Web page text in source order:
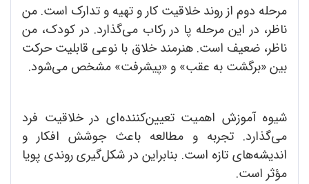
مرحله دوم از روند خلاقیت کار و تهیه و تدارک است. من
ناظر، در این مرحله پا در رکاب می‌گذارد. در کودک، من
ناظر، ضعیف است. هنرمند خلاق با نوعی قابلیت حرکت
بین «برگشت به عقب» و «پیشرفت» مشخص می‌شود.
شیوه آموزش اهمیت تعیین‌کننده‌ای در خلاقیت فرد
می‌گذارد. تجربه و مطالعه باعث جوشش افکار و
اندیشه‌های تازه است. بنابراین در شکل‌گیری روندی پویا
مؤثر است.